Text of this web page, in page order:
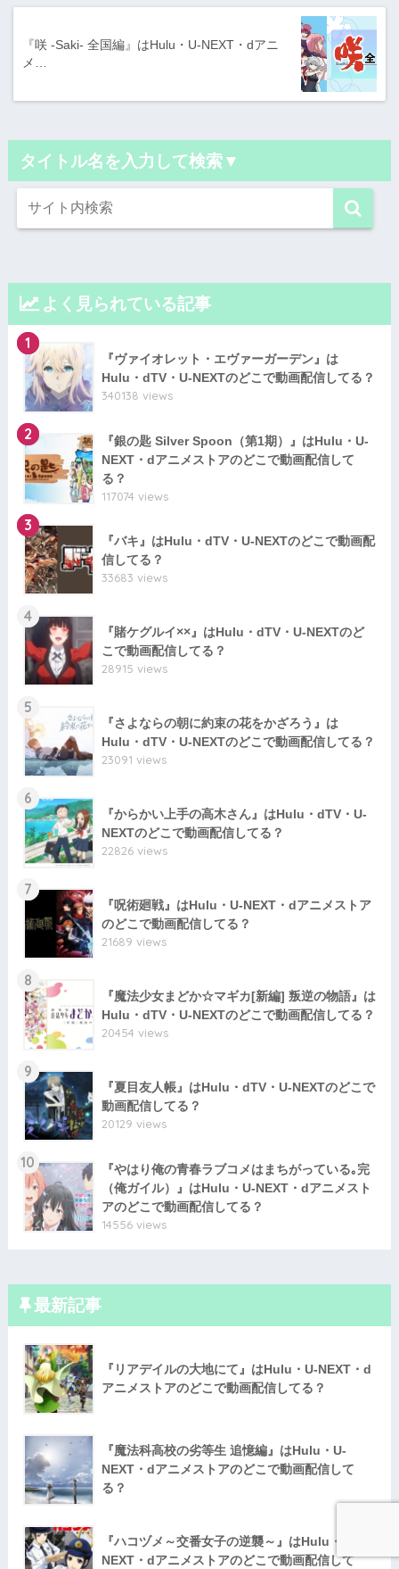
『咲 -Saki- 全国編』はHulu・U-NEXT・dアニ
メ…
タイトル名を入力して検索▼
よく見られている記事
1
『ヴァイオレット・エヴァーガーデン』は
Hulu・dTV・U-NEXTのどこで動画配信してる？
340138 views
2
『銀の匙 Silver Spoon（第1期）』はHulu・U-
NEXT・dアニメストアのどこで動画配信して
る？
117074 views
3
『バキ』はHulu・dTV・U-NEXTのどこで動画配
信してる？
33683 views
4
『賭ケグルイ××』はHulu・dTV・U-NEXTのど
こで動画配信してる？
28915 views
5
『さよならの朝に約束の花をかざろう』は
Hulu・dTV・U-NEXTのどこで動画配信してる？
23091 views
6
『からかい上手の高木さん』はHulu・dTV・U-
NEXTのどこで動画配信してる？
22826 views
7
『呪術廻戦』はHulu・U-NEXT・dアニメストア
のどこで動画配信してる？
21689 views
8
『魔法少女まどか☆マギカ[新編] 叛逆の物語』は
Hulu・dTV・U-NEXTのどこで動画配信してる？
20454 views
9
『夏目友人帳』はHulu・dTV・U-NEXTのどこで
動画配信してる？
20129 views
10
『やはり俺の青春ラブコメはまちがっている｡完
（俺ガイル）』はHulu・U-NEXT・dアニメスト
アのどこで動画配信してる？
14556 views
最新記事
『リアデイルの大地にて』はHulu・U-NEXT・d
アニメストアのどこで動画配信してる？
『魔法科高校の劣等生 追憶編』はHulu・U-
NEXT・dアニメストアのどこで動画配信して
る？
『ハコヅメ～交番女子の逆襲～』はHulu・U-
NEXT・dアニメストアのどこで動画配信して